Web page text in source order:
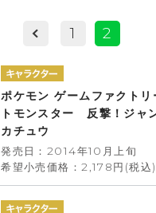
1 2
ポケモン ゲームファクト
トモンスター 反撃！ジャ
カチュウ
発売日：2014年10月上旬
希望小売価格：2,178円(税込)